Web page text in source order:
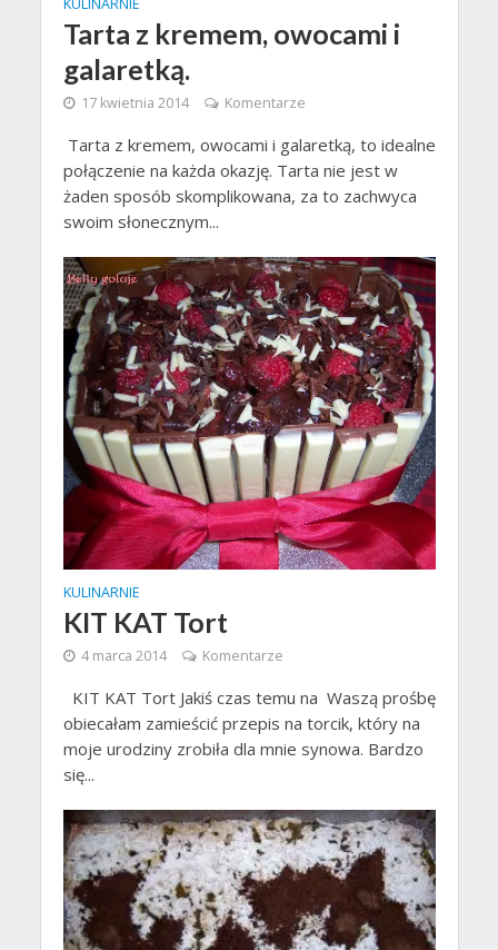
KULINARNIE
Tarta z kremem, owocami i
galaretką.
17 kwietnia 2014 Komentarze
Tarta z kremem, owocami i galaretką, to idealne
połączenie na każda okazję. Tarta nie jest w
żaden sposób skomplikowana, za to zachwyca
swoim słonecznym...
KULINARNIE
KIT KAT Tort
4 marca 2014 Komentarze
KIT KAT Tort Jakiś czas temu na Waszą prośbę
obiecałam zamieścić przepis na torcik, który na
moje urodziny zrobiła dla mnie synowa. Bardzo
się...